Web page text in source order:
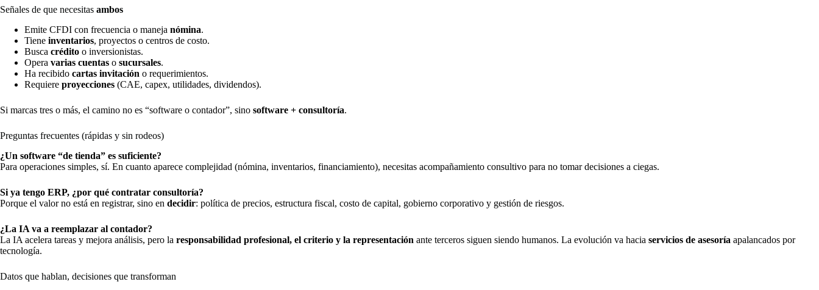
Señales de que necesitas ambos
Emite CFDI con frecuencia o maneja nómina.
Tiene inventarios, proyectos o centros de costo.
Busca crédito o inversionistas.
Opera varias cuentas o sucursales.
Ha recibido cartas invitación o requerimientos.
Requiere proyecciones (CAE, capex, utilidades, dividendos).
Si marcas tres o más, el camino no es “software o contador”, sino software + consultoría.
Preguntas frecuentes (rápidas y sin rodeos)
¿Un software “de tienda” es suficiente?
Para operaciones simples, sí. En cuanto aparece complejidad (nómina, inventarios, financiamiento), necesitas acompañamiento consultivo para no tomar decisiones a ciegas.
Si ya tengo ERP, ¿por qué contratar consultoría?
Porque el valor no está en registrar, sino en decidir: política de precios, estructura fiscal, costo de capital, gobierno corporativo y gestión de riesgos.
¿La IA va a reemplazar al contador?
La IA acelera tareas y mejora análisis, pero la responsabilidad profesional, el criterio y la representación ante terceros siguen siendo humanos. La evolución va hacia servicios de asesoría apalancados por
tecnología.
Datos que hablan, decisiones que transforman